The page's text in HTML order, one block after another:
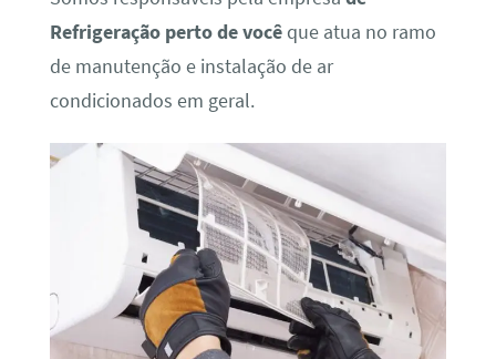
Refrigeração perto de vocêque atua no ramo
de manutenção e instalação de ar
condicionados em geral.